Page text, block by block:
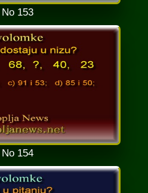
No 153
No 154